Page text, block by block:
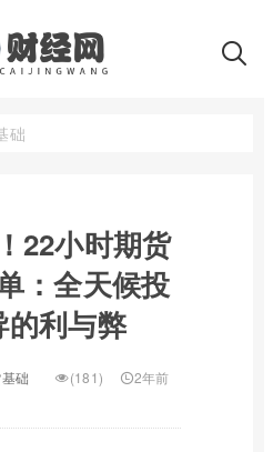
础
22小时期货
：全天候投
的利与弊
础 (181) 2年前